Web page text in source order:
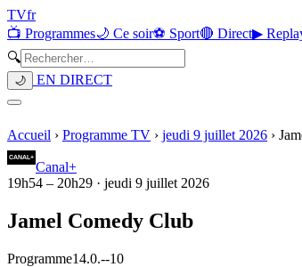
TVfr
📺 Programmes🌙 Ce soir⚽ Sport🔴 Direct▶
🔍
🌙 EN DIRECT
Accueil › Programme TV › jeudi 9 juillet 2026 ›
Canal+
19h54 – 20h29 · jeudi 9 juillet 2026
Jamel Comedy Club
Programme14.0.--10